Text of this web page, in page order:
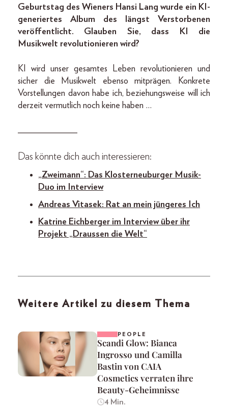
Geburtstag des Wieners Hansi Lang wurde ein KI-
generiertes Album des längst Verstorbenen
veröffentlicht. Glauben Sie, dass KI die
Musikwelt revolutionieren wird?
KI wird unser gesamtes Leben revolutionieren und
sicher die Musikwelt ebenso mitprägen. Konkrete
Vorstellungen davon habe ich, beziehungsweise will ich
derzeit vermutlich noch keine haben …
_____________
Das könnte dich auch interessieren:
„Zweimann“: Das Klosterneuburger Musik-
Duo im Interview
Andreas Vitasek: Rat an mein jüngeres Ich
Katrine Eichberger im Interview über ihr
Projekt „Draussen die Welt“
Weitere Artikel zu diesem Thema
PEOPLE
Scandi Glow: Bianca
Ingrosso und Camilla
Bastin von CAIA
Cosmetics verraten ihre
Beauty-Geheimnisse
4 Min.